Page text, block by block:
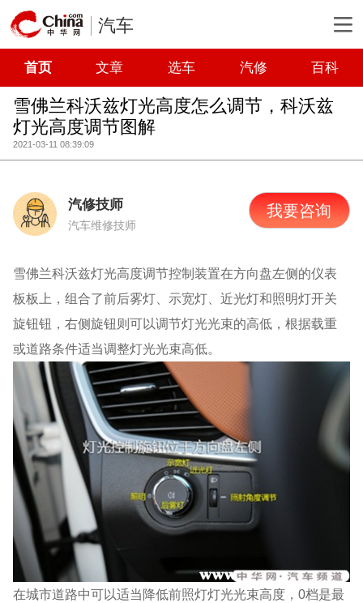
汽车
首页 文章 选车 汽修 百科
雪佛兰科沃兹灯光高度怎么调节，科沃兹
灯光高度调节图解
2021-03-11 08:39:09
汽修技师
汽车维修技师
我要咨询
雪佛兰科沃兹灯光高度调节控制装置在方向盘左侧的仪表
板板上，组合了前后雾灯、示宽灯、近光灯和照明灯开关
旋钮钮，右侧旋钮则可以调节灯光光束的高低，根据载重
或道路条件适当调整灯光光束高低。
在城市道路中可以适当降低前照灯灯光光束高度，0档是最